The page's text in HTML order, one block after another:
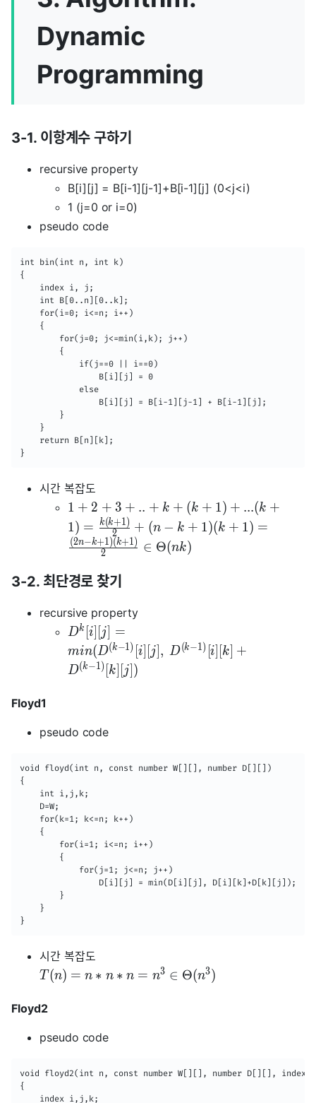
Dynamic
Programming
3-1. 이항계수 구하기
recursive property
B[i][j] = B[i-1][j-1]+B[i-1][j] (0<j<i)
1 (j=0 or i=0)
pseudo code
int bin(int n, int k)
{
    int B[0..n][0..k];
    for(i=0; i<=n; i++)
    {
        {
            else
        }
    }
    return B[n][k];
}
시간 복잡도
1 + 2 + 3 + .. + k + (k + 1) + ...(k +
1) = 2
k(k+1) + (n − k + 1)(k + 1) =
2
(2n−k+1)(k+1) ∈ Θ(nk)
3-2. 최단경로 찾기
recursive property
Dk [i j =
min(D(k−1) [i j , D(k−1) [i k +
D(k−1) k j )
Floyd1
pseudo code
void floyd(int n, const number W[][], number D[][])
{
    D=W;
    for(k=1; k<=n; k++)
    {
        {
        }
    }
}
시간 복잡도
T (n) = n ∗ n ∗ n = n3 ∈ Θ(n3)
Floyd2
pseudo code
void floyd2(int n, const number W[][], number D[][], index
{